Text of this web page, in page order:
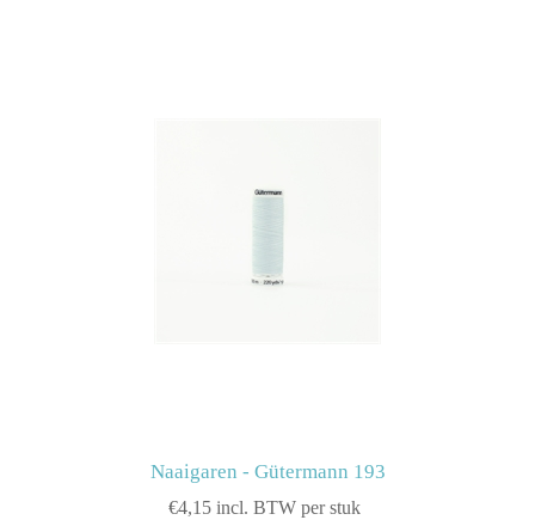
Naaigaren - Gütermann 193
€4,15 incl. BTW per stuk